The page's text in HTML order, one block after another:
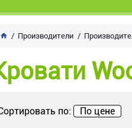
Производители
по: По цене